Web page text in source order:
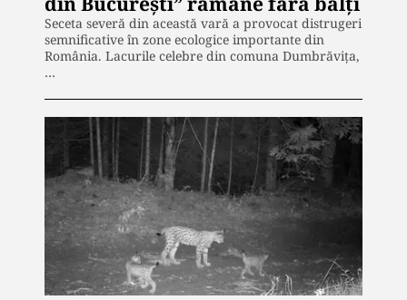
Seceta severă din această vară a provocat distrugeri
semnificative în zone ecologice importante din
România. Lacurile celebre din comuna Dumbrăvița,
…